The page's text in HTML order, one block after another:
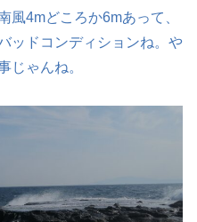
風4mどころか6mあって、
ッドコンディションね。や
じゃんね。